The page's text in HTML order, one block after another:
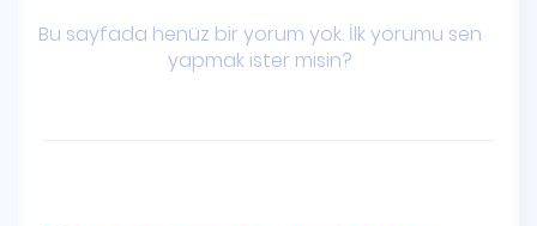
Bu sayfada henüz bir yorum yok. İlk yorumu sen
yapmak ister misin?